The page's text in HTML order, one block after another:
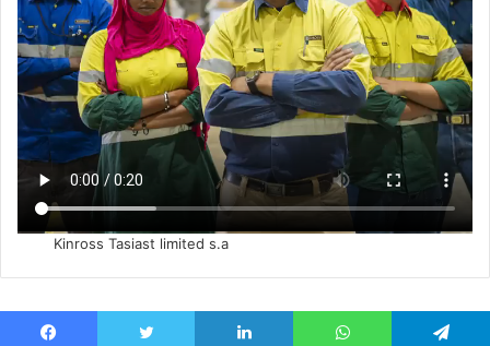
Kinross Tasiast limited s.a